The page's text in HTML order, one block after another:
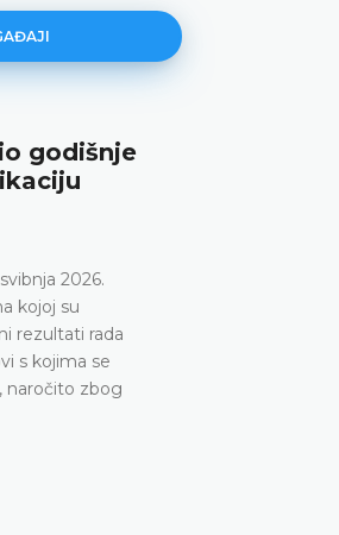
godišnje
2026.
kojoj su
rezultati rada
s kojima se
naročito zbog